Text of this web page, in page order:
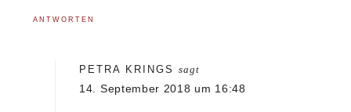
ANTWORTEN
PETRA KRINGS sagt
14. September 2018 um 16:48